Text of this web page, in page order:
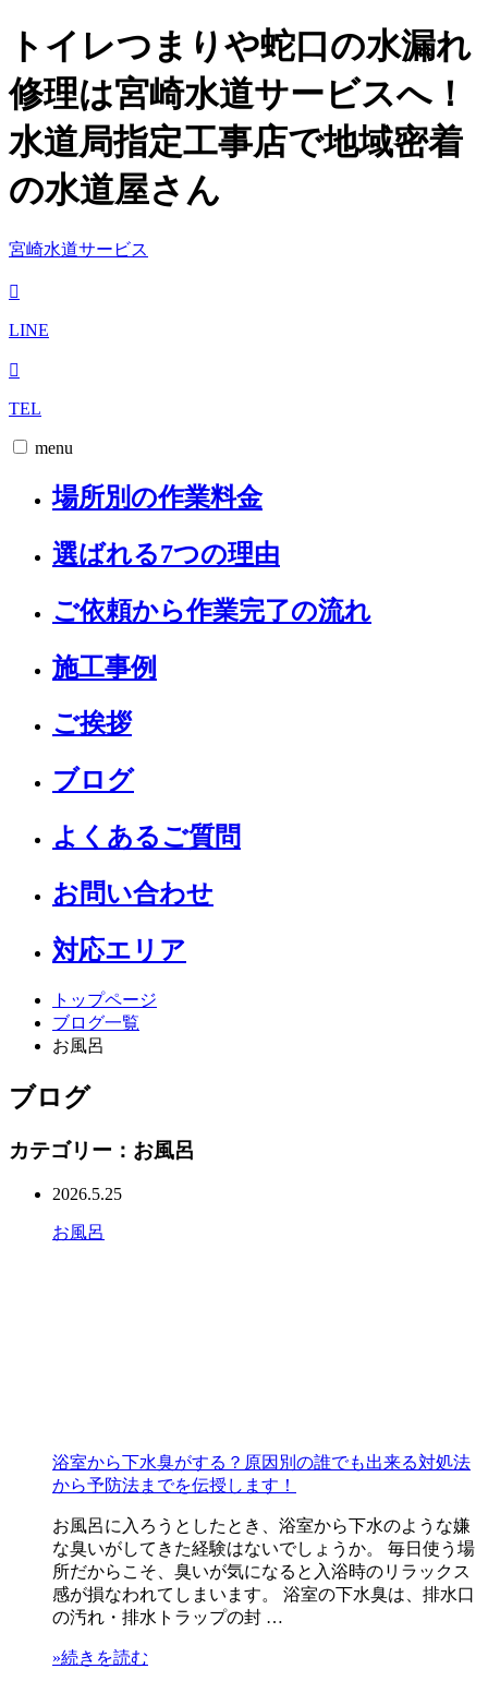
トイレつまりや蛇口の水漏れ
修理は宮崎水道サービスへ！
水道局指定工事店で地域密着
の水道屋さん
宮崎水道サービス
LINE
TEL
menu
場所別の作業料金
選ばれる7つの理由
ご依頼から作業完了の流れ
施工事例
ご挨拶
ブログ
よくあるご質問
お問い合わせ
対応エリア
トップページ
ブログ一覧
お風呂
ブログ
カテゴリー：お風呂
2026.5.25
お風呂
浴室から下水臭がする？原因別の誰でも出来る対処法
から予防法までを伝授します！
お風呂に入ろうとしたとき、浴室から下水のような嫌
な臭いがしてきた経験はないでしょうか。 毎日使う場
所だからこそ、臭いが気になると入浴時のリラックス
感が損なわれてしまいます。 浴室の下水臭は、排水口
の汚れ・排水トラップの封 …
»続きを読む